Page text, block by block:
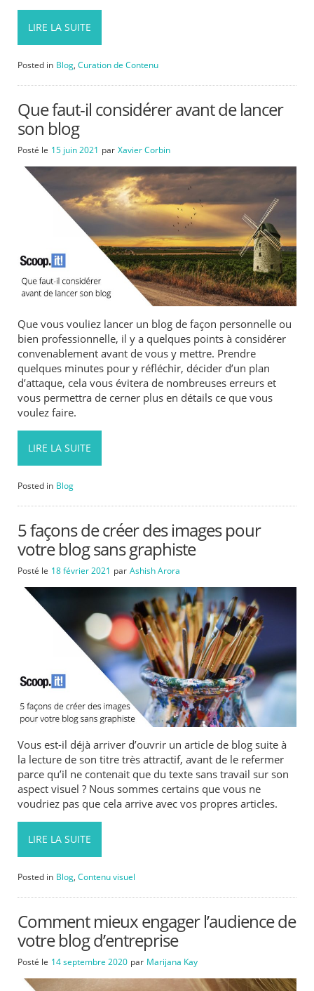
LIRE LA SUITE
Posted in Blog,Curation de Contenu
Que faut-il considérer avant de lancer
son blog
Posté le 15 juin 2021 par Xavier Corbin
Que vous vouliez lancer un blog de façon personnelle ou
bien professionnelle, il y a quelques points à considérer
convenablement avant de vous y mettre. Prendre
quelques minutes pour y réfléchir, décider d’un plan
d’attaque, cela vous évitera de nombreuses erreurs et
vous permettra de cerner plus en détails ce que vous
voulez faire.
LIRE LA SUITE
Posted in Blog
5 façons de créer des images pour
votre blog sans graphiste
Posté le 18 février 2021 par Ashish Arora
Vous est-il déjà arriver d’ouvrir un article de blog suite à
la lecture de son titre très attractif, avant de le refermer
parce qu’il ne contenait que du texte sans travail sur son
aspect visuel ? Nous sommes certains que vous ne
voudriez pas que cela arrive avec vos propres articles.
LIRE LA SUITE
Posted in Blog,Contenu visuel
Comment mieux engager l’audience de
votre blog d’entreprise
Posté le 14 septembre 2020 par Marijana Kay